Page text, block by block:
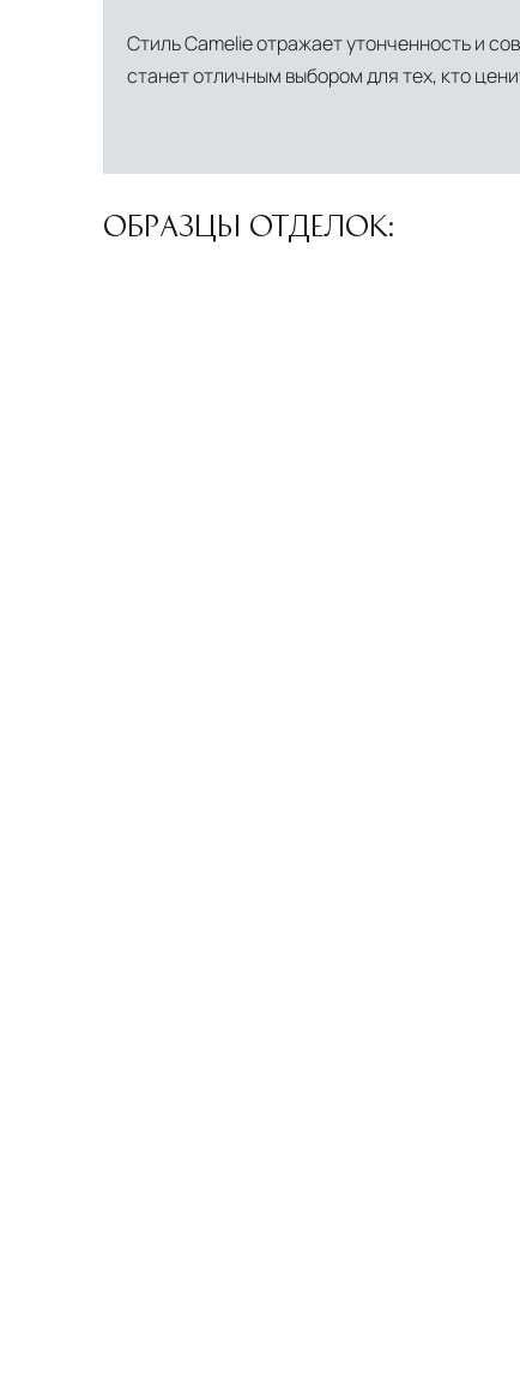
Стиль Camelie отражает утонченность и
станет отличным выбором для тех, кто
ОБРАЗЦЫ ОТДЕЛОК: